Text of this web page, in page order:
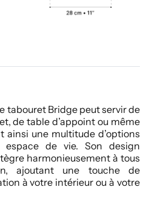
tabouret Bridge peut servir de
de table d’appoint ou même
une multitude d’options
espace de vie. Son design
harmonieusement à tous
ajoutant une touche de
à votre intérieur ou à votre